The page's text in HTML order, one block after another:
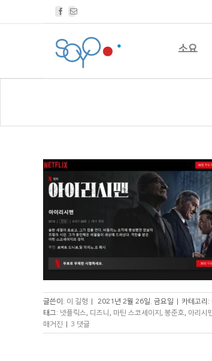
Facebook
소요
글쓴이: 이 길형 | 2021년 2월 26일. 금요일 | 카테고리:
태그: 넷플릭스, 디즈니 , 마틴 스코세이지 , 봉준호, 아리시
매거진 | 3 댓글